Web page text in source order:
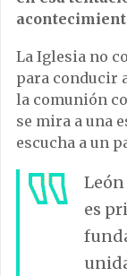
La Iglesia no
para conducir
la comunión
se mira a una
escucha a un
León
es